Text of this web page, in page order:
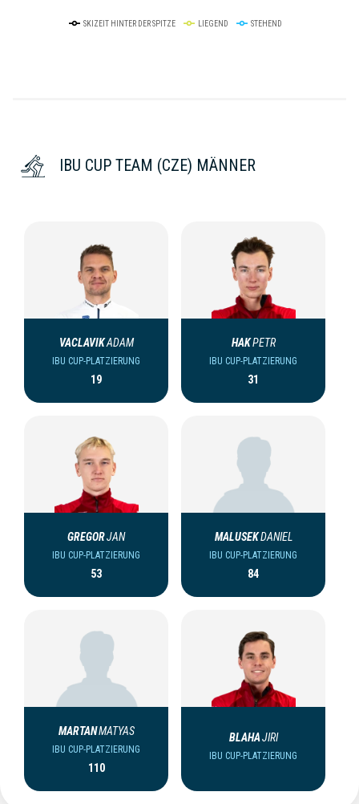
SKIZEIT HINTER DER SPITZE LIEGEND STEHEND
IBU CUP TEAM (CZE) MÄNNER
VACLAVIKADAM
IBU CUP-PLATZIERUNG
19
HAKPETR
IBU CUP-PLATZIERUNG
31
GREGORJAN
IBU CUP-PLATZIERUNG
53
MALUSEKDANIEL
IBU CUP-PLATZIERUNG
84
MARTANMATYAS
IBU CUP-PLATZIERUNG
110
BLAHAJIRI
IBU CUP-PLATZIERUNG